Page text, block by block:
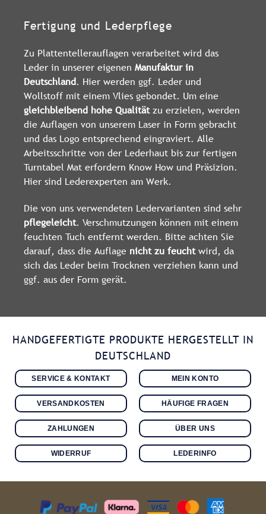
Fertigung und Lederpflege
Zu Plattentellerauflagen verarbeitet wird das
Leder in unserer eigenen Manufaktur in
Deutschland. Hier werden ggf. Leder und
Wollstoff mit einem Vlies gebondet. Um eine
gleichbleibend hohe Qualitätzu erzielen, werden
die Auflagen von unserem Laser in Form gebracht
und das Logo entsprechend eingraviert. Alle
Arbeitsschritte von der Lederhaut bis zur fertigen
Turntabel Mat erfordern Know How und Präsizion.
Hier sind Lederexperten am Werk.
Die von uns verwendeten Ledervarianten sind sehr
pflegeleicht. Verschmutzungen können mit einem
feuchten Tuch entfernt werden. Bitte achten Sie
darauf, dass die Auflage nicht zu feuchtwird, da
sich das Leder beim Trocknen verziehen kann und
ggf. aus der Form gerät.
HANDGEFERTIGTE PRODUKTE HERGESTELLT IN
DEUTSCHLAND
SERVICE & KONTAKT
VERSANDKOSTEN
ZAHLUNGEN
WIDERRUF
MEIN KONTO
HÄUFIGE FRAGEN
ÜBER UNS
LEDERINFO